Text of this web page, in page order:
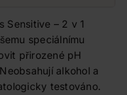
Sensitive – 2 v 1
speciálnímu
přirozené pH
alkohol a
testováno.